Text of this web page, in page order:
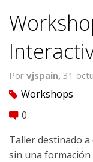
Por vjspain, 31
tag Workshops
comment 0
Taller destinado
sin una